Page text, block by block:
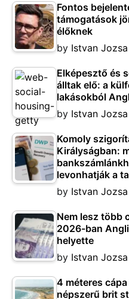
Fontos
támogatások
élőknek
by Istvan Jozsa
Elképesztő és
álltak elő: a
lakásokból
by Istvan Jozsa
Komoly
Királyságban:
levonhatják a
by Istvan Jozsa
Nem lesz több
2026-ban
helyette
by Istvan Jozsa
4 méteres
népszerű brit